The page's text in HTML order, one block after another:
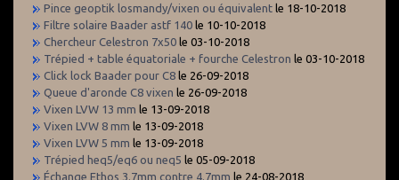
Pince geoptik losmandy/vixen ou équivalent le 18-10-2018
Filtre solaire Baader astf 140 le 10-10-2018
Chercheur Celestron 7x50 le 03-10-2018
Trépied + table équatoriale + fourche Celestron le 03-10-2018
Click lock Baader pour C8 le 26-09-2018
Queue d'aronde C8 vixen le 26-09-2018
Vixen LVW 13 mm le 13-09-2018
Vixen LVW 8 mm le 13-09-2018
Vixen LVW 5 mm le 13-09-2018
Trépied heq5/eq6 ou neq5 le 05-09-2018
Échange Ethos 3.7mm contre 4.7mm le 24-08-2018